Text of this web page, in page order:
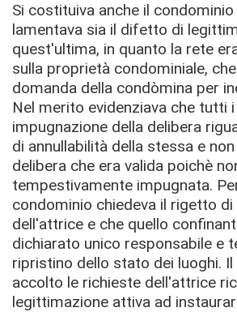
Si costituiva anche il
lamentava sia il difetto di
quest'ultima, in quanto la rete
sulla proprietà condominiale,
domanda della condòmina per
Nel merito evidenziava che tutti
impugnazione della delibera
di annullabilità della stessa e
delibera che era valida poichè
tempestivamente impugnata.
condominio chiedeva il rigetto
dell'attrice e che quello
dichiarato unico responsabile e
ripristino dello stato dei luoghi.
accolto le richieste dell'attrice
legittimazione attiva ad